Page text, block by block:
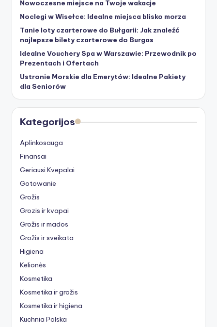
Nowoczesne miejsce na Twoje wakacje
Noclegi w Wisełce: Idealne miejsca blisko morza
Tanie loty czarterowe do Bułgarii: Jak znaleźć
najlepsze bilety czarterowe do Burgas
Idealne Vouchery Spa w Warszawie: Przewodnik po
Prezentach i Ofertach
Ustronie Morskie dla Emerytów: Idealne Pakiety
dla Seniorów
Kategorijos
Aplinkosauga
Finansai
Geriausi Kvepalai
Gotowanie
Grožis
Grozis ir kvapai
Grožis ir mados
Grožis ir sveikata
Higiena
Kelionės
Kosmetika
Kosmetika ir grožis
Kosmetika ir higiena
Kuchnia Polska